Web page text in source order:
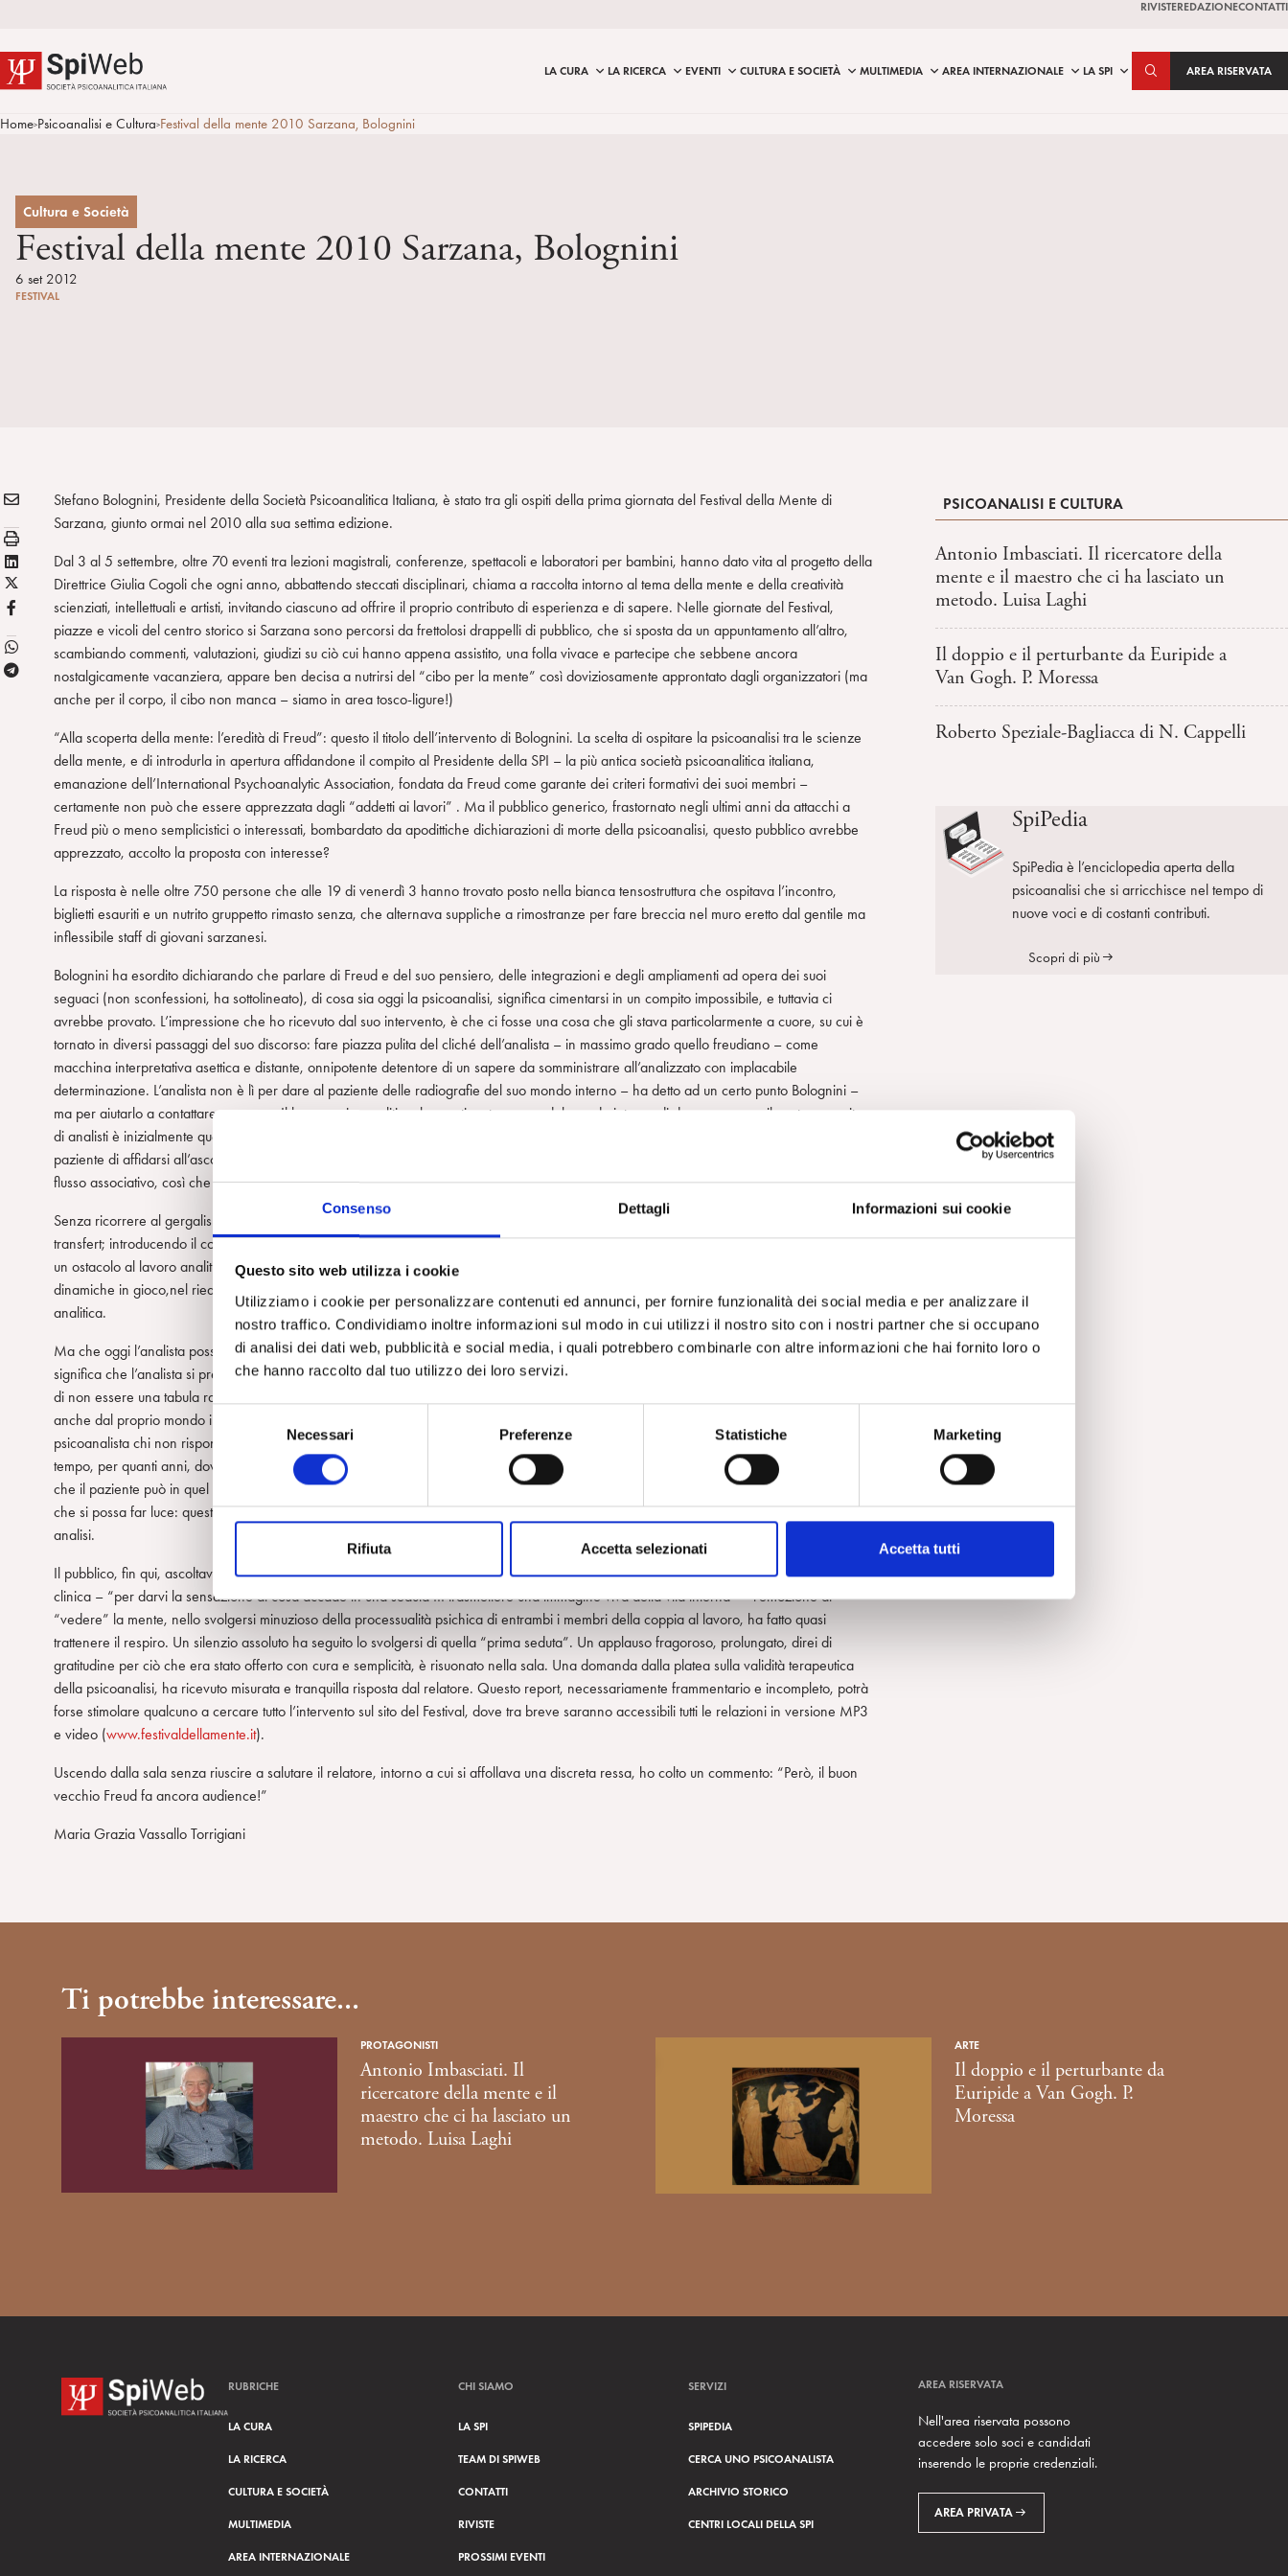
Consenso Dettagli Informazioni sui cookie
Questo sito web utilizza i cookie
Utilizziamo i cookie per personalizzare contenuti ed annunci, per fornire funzionalità dei social media e per analizzare il
nostro traffico. Condividiamo inoltre informazioni sul modo in cui utilizzi il nostro sito con i nostri partner che si occupano
di analisi dei dati web, pubblicità e social media, i quali potrebbero combinarle con altre informazioni che hai fornito loro o
che hanno raccolto dal tuo utilizzo dei loro servizi.
z
n
e
d
e
l
c
o
n
e
n
s
Necessari Preferenze Statistiche Marketing
Rifiuta Accetta selezionati Accetta tutti
RIVISTEREDAZIONECONTATTI
LA CURA LA RICERCA EVENTI CULTURA E SOCIETÀ MULTIMEDIA AREA INTERNAZIONALE LA SPI AREA RISERVATA
Home>Psicoanalisi e Cultura>Festival della mente 2010 Sarzana, Bolognini
Cultura e Società
Festival della mente 2010 Sarzana, Bolognini
6 set 2012
FESTIVAL
Condividi:
E
A
I
L
S
t
a
m
a
L
i
n
e
d
X
/
w
i
F
T
Stefano Bolognini, Presidente della Società Psicoanalitica Italiana, è stato tra gli ospiti della prima giornata del Festival della Mente di
Sarzana, giunto ormai nel 2010 alla sua settima edizione.
Dal 3 al 5 settembre, oltre 70 eventi tra lezioni magistrali, conferenze, spettacoli e laboratori per bambini, hanno dato vita al progetto della
Direttrice Giulia Cogoli che ogni anno, abbattendo steccati disciplinari, chiama a raccolta intorno al tema della mente e della creatività
scienziati, intellettuali e artisti, invitando ciascuno ad offrire il proprio contributo di esperienza e di sapere. Nelle giornate del Festival,
piazze e vicoli del centro storico si Sarzana sono percorsi da frettolosi drappelli di pubblico, che si sposta da un appuntamento all’altro,
scambiando commenti, valutazioni, giudizi su ciò cui hanno appena assistito, una folla vivace e partecipe che sebbene ancora
nostalgicamente vacanziera, appare ben decisa a nutrirsi del “cibo per la mente” così doviziosamente approntato dagli organizzatori (ma
anche per il corpo, il cibo non manca – siamo in area tosco-ligure!)
“Alla scoperta della mente: l’eredità di Freud”: questo il titolo dell’intervento di Bolognini. La scelta di ospitare la psicoanalisi tra le scienze
della mente, e di introdurla in apertura affidandone il compito al Presidente della SPI – la più antica società psicoanalitica italiana,
emanazione dell’International Psychoanalytic Association, fondata da Freud come garante dei criteri formativi dei suoi membri –
certamente non può che essere apprezzata dagli “addetti ai lavori” . Ma il pubblico generico, frastornato negli ultimi anni da attacchi a
Freud più o meno semplicistici o interessati, bombardato da apodittiche dichiarazioni di morte della psicoanalisi, questo pubblico avrebbe
apprezzato, accolto la proposta con interesse?
La risposta è nelle oltre 750 persone che alle 19 di venerdì 3 hanno trovato posto nella bianca tensostruttura che ospitava l’incontro,
biglietti esauriti e un nutrito gruppetto rimasto senza, che alternava suppliche a rimostranze per fare breccia nel muro eretto dal gentile ma
inflessibile staff di giovani sarzanesi.
Bolognini ha esordito dichiarando che parlare di Freud e del suo pensiero, delle integrazioni e degli ampliamenti ad opera dei suoi
seguaci (non sconfessioni, ha sottolineato), di cosa sia oggi la psicoanalisi, significa cimentarsi in un compito impossibile, e tuttavia ci
avrebbe provato. L’impressione che ho ricevuto dal suo intervento, è che ci fosse una cosa che gli stava particolarmente a cuore, su cui è
tornato in diversi passaggi del suo discorso: fare piazza pulita del cliché dell’analista – in massimo grado quello freudiano – come
macchina interpretativa asettica e distante, onnipotente detentore di un sapere da somministrare all’analizzato con implacabile
determinazione. L’analista non è lì per dare al paziente delle radiografie del suo mondo interno – ha detto ad un certo punto Bolognini –
ma per aiutarlo a contattare se stesso. Il lavoro psicoanalitico, ha continuato, nasce dal mondo interno di due persone, e il nostro compito
di analisti è inizialmente quello di favorire l’instaurarsi di un clima di fiducia e sicurezza all’interno della relazione, tale da permettere al
paziente di affidarsi all’ascolto di un’altra persona, condividendo con l’analista pensieri ed emozioni, lasciandosi andare con libertà al
flusso associativo, così che possa emergere quanto, a poco a poco, sarà possibile elaborare e trasformare.
Senza ricorrere al gergalismo “psicanalese”, Bolognini ha fatto cenno a concetti chiave: le libere associazioni, il sogno, l’inconscio, il
transfert; introducendo il controtransfert, ha spiegato come le emozioni e le risposte interne dell’analista al paziente, inizialmente ritenute
un ostacolo al lavoro analitico, siano poi state valorizzate come ulteriore, prezioso strumento di conoscenza e di elaborazione delle
dinamiche in gioco,nel rieditarsi di modi di funzionamento intrapsichico e interpsichico del passato del paziente all’interno della coppia
analitica.
Ma che oggi l’analista possa non temere di riconoscere le emozioni suscitategli dal paziente, non significa che queste vengano agite, né
significa che l’analista si presti ad aderire alla posizione in cui lo collocherebbe il transfert del paziente: la consapevolezza di “risuonare”,
di non essere una tabula rasa, non modifica la necessità di mantenere un rigoroso assetto osservativo di fronte al materiale che emerge,
anche dal proprio mondo interno. Non sarebbe psicoanalitico fare altrimenti, ha detto Bolognini alla platea, così come non sarebbe uno
psicoanalista chi non rispondesse – ad un paziente che lo interroga sulla durata della terapia – che non sa, non può dire per quanto
tempo, per quanti anni, dovranno lavorare insieme. Ascolto del proprio mondo interno e di quello del paziente, tatto ed attenzione a ciò
che il paziente può in quel momento tollerare o non tollerare, accettazione dell’incertezza, di sapere di non sapere, tenere viva la fiducia
che si possa far luce: queste le capacità a cui l’analista deve addestrarsi, sulla base di una seria formazione e di un percorso personale di
analisi.
Il pubblico, fin qui, ascoltava attentissimo. Ma quando Bolognini ha tirato fuori due foglietti, e ha cominciato a leggere una piccola vignetta
clinica – “per darvi la sensazione di cosa accade in una seduta … trasmettere una immagine viva della vita interna” – l’emozione di
“vedere” la mente, nello svolgersi minuzioso della processualità psichica di entrambi i membri della coppia al lavoro, ha fatto quasi
trattenere il respiro. Un silenzio assoluto ha seguito lo svolgersi di quella “prima seduta”. Un applauso fragoroso, prolungato, direi di
gratitudine per ciò che era stato offerto con cura e semplicità, è risuonato nella sala. Una domanda dalla platea sulla validità terapeutica
della psicoanalisi, ha ricevuto misurata e tranquilla risposta dal relatore. Questo report, necessariamente frammentario e incompleto, potrà
forse stimolare qualcuno a cercare tutto l’intervento sul sito del Festival, dove tra breve saranno accessibili tutti le relazioni in versione MP3
e video (www.festivaldellamente.it).
Uscendo dalla sala senza riuscire a salutare il relatore, intorno a cui si affollava una discreta ressa, ho colto un commento: “Però, il buon
vecchio Freud fa ancora audience!”
Maria Grazia Vassallo Torrigiani
PSICOANALISI E CULTURA
Antonio Imbasciati. Il ricercatore della
mente e il maestro che ci ha lasciato un
metodo. Luisa Laghi
Il doppio e il perturbante da Euripide a
Van Gogh. P. Moressa
Roberto Speziale-Bagliacca di N. Cappelli
SpiPedia
SpiPedia è l’enciclopedia aperta della
psicoanalisi che si arricchisce nel tempo di
nuove voci e di costanti contributi.
Scopri di più
Ti potrebbe interessare...
PROTAGONISTI
Antonio Imbasciati. Il
ricercatore della mente e il
maestro che ci ha lasciato un
metodo. Luisa Laghi
ARTE
Il doppio e il perturbante da
Euripide a Van Gogh. P.
Moressa
RUBRICHE
LA CURA
LA RICERCA
CULTURA E SOCIETÀ
MULTIMEDIA
AREA INTERNAZIONALE
CHI SIAMO
LA SPI
TEAM DI SPIWEB
CONTATTI
RIVISTE
PROSSIMI EVENTI
SERVIZI
SPIPEDIA
CERCA UNO PSICOANALISTA
ARCHIVIO STORICO
CENTRI LOCALI DELLA SPI
AREA RISERVATA
Nell'area riservata possono
accedere solo soci e candidati
inserendo le proprie credenziali.
AREA PRIVATA